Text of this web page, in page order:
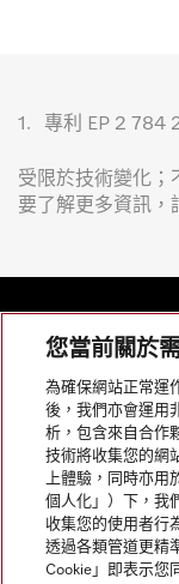
1. 專利 EP 2 784
受限於技術變化；
要了解更多資訊，
網站導航
服務
您當前關於
為確保網站正常運
後，我們亦會運用
析，包含來自合作
技術將收集您的網
上體驗，同時亦
個人化」）下，我
收集您的使用者行
透過各類管道更精
Cookie」即表示您